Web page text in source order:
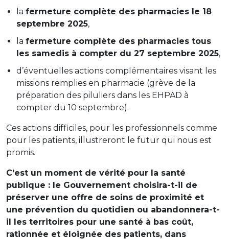
la fermeture complète des pharmacies le 18
septembre 2025,
la fermeture complète des pharmacies tous
les samedis à compter du 27 septembre 2025,
d’éventuelles actions complémentaires visant les
missions remplies en pharmacie (grève de la
préparation des piluliers dans les EHPAD à
compter du 10 septembre).
Ces actions difficiles, pour les professionnels comme
pour les patients, illustreront le futur qui nous est
promis.
C’est un moment de vérité pour la santé
publique : le Gouvernement choisira-t-il de
préserver une offre de soins de proximité et
une prévention du quotidien ou abandonnera-t-
il les territoires pour une santé à bas coût,
rationnée et éloignée des patients, dans